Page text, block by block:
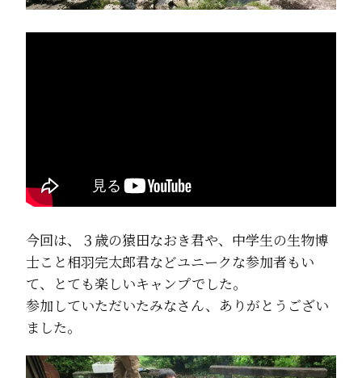
今回は、３歳の猿田なおき君や、中学生の生物博
士こと相羽完太郎君などユニークな参加者もい
て、とても楽しいキャンプでした。
参加していただいたみなさん、ありがとうござい
ました。